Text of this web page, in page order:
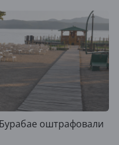
оштрафовали